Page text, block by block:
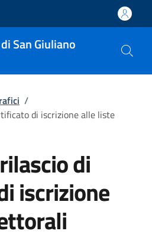
San Giuliano
/
di iscrizione alle liste
di
iscrizione